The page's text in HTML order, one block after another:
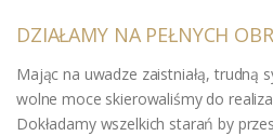
DZIAŁAMY NA PEŁNYCH
Mając na uwadze zaistniałą, trudną
wolne moce skierowaliśmy do
Dokładamy wszelkich starań by